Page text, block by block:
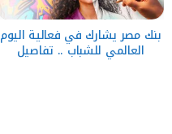
بنك مصر يشارك في فعالية اليوم
العالمي للشباب .. تفاصيل